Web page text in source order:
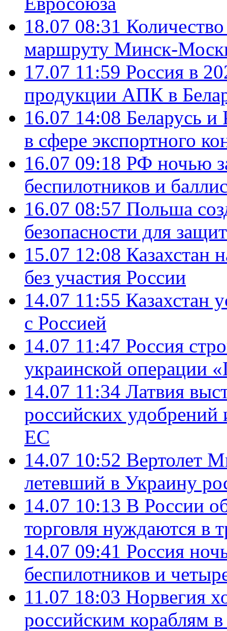
18.07 08:31
маршруту Минск-
17.07 11:59 Россия в
продукции АПК в
16.07 14:08 Беларусь и
в сфере экспортного
16.07 09:18 РФ ночью
беспилотников и
16.07 08:57 Польша
безопасности для
15.07 12:08 Казахстан
без участия России
14.07 11:55 Казахстан
с Россией
14.07 11:47 Россия
украинской операции
14.07 11:34 Латвия
российских
ЕС
14.07 10:52 Вертолет
летевший в Украину
14.07 10:13 В России
торговля нуждаются в
14.07 09:41 Россия
беспилотников и
11.07 18:03 Норвегия
российским кораблям